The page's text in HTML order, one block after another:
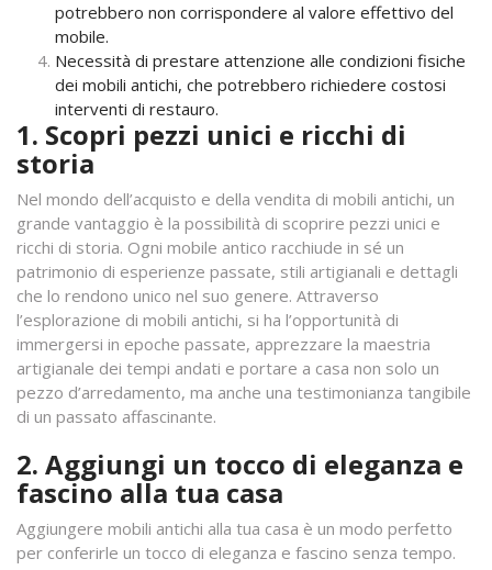
potrebbero non corrispondere al valore effettivo del
mobile.
Necessità di prestare attenzione alle condizioni fisiche
dei mobili antichi, che potrebbero richiedere costosi
interventi di restauro.
1. Scopri pezzi unici e ricchi di
storia
Nel mondo dell’acquisto e della vendita di mobili antichi, un
grande vantaggio è la possibilità di scoprire pezzi unici e
ricchi di storia. Ogni mobile antico racchiude in sé un
patrimonio di esperienze passate, stili artigianali e dettagli
che lo rendono unico nel suo genere. Attraverso
l’esplorazione di mobili antichi, si ha l’opportunità di
immergersi in epoche passate, apprezzare la maestria
artigianale dei tempi andati e portare a casa non solo un
pezzo d’arredamento, ma anche una testimonianza tangibile
di un passato affascinante.
2. Aggiungi un tocco di eleganza e
fascino alla tua casa
Aggiungere mobili antichi alla tua casa è un modo perfetto
per conferirle un tocco di eleganza e fascino senza tempo.